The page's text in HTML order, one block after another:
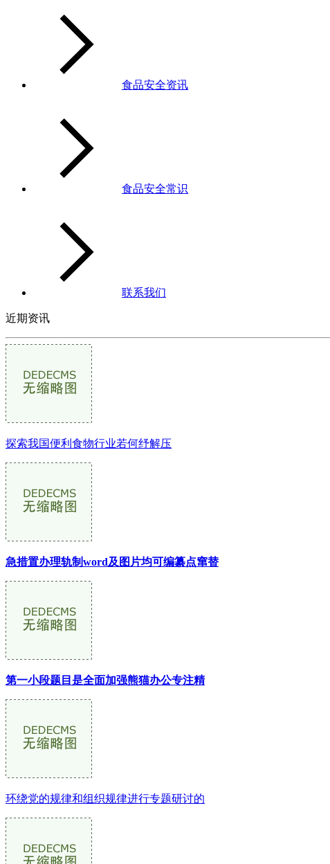
食品安全资讯
食品安全常识
联系我们
近期资讯
探索我国便利食物行业若何纾解压
急措置办理轨制word及图片均可编纂点窜替
第一小段题目是全面加强熊猫办公专注精
环绕党的规律和组织规律进行专题研讨的